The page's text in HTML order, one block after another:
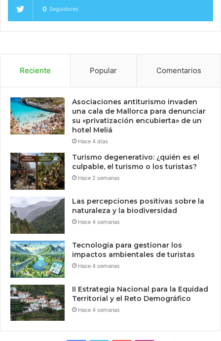
0 Seguidores
Reciente Popular Comentarios
Asociaciones antiturismo invaden
una cala de Mallorca para denunciar
su «privatización encubierta» de un
hotel Meliá
Hace 4 días
Turismo degenerativo: ¿quién es el
culpable, el turismo o los turistas?
Hace 2 semanas
Las percepciones positivas sobre la
naturaleza y la biodiversidad
Hace 4 semanas
Tecnologia para gestionar los
impactos ambientales de turistas
Hace 4 semanas
II Estrategia Nacional para la Equidad
Territorial y el Reto Demográfico
Hace 4 semanas